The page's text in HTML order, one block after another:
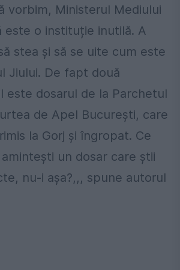
vorbim, Ministerul Mediului
este o instituție inutilă. A
stea și să se uite cum este
Jiului. De fapt două
este dosarul de la Parchetul
de Apel București, care
la Gorj și îngropat. Ce
un dosar care știi
nu-i așa?,,, spune autorul